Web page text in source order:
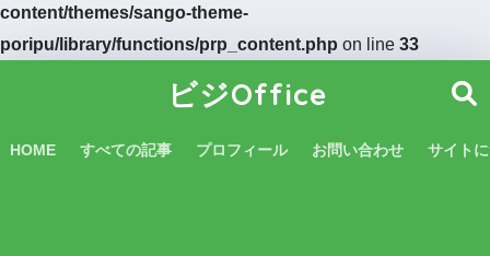
content/themes/sango-theme-
poripu/library/functions/prp_content.php on line 33
ビジOffice
HOME すべての記事 プロフィール お問い合わせ サイト